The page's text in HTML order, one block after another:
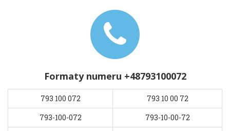
Formaty numeru +48793100072
793 100 072
793 10 00 72
793-100-072
793-10-00-72